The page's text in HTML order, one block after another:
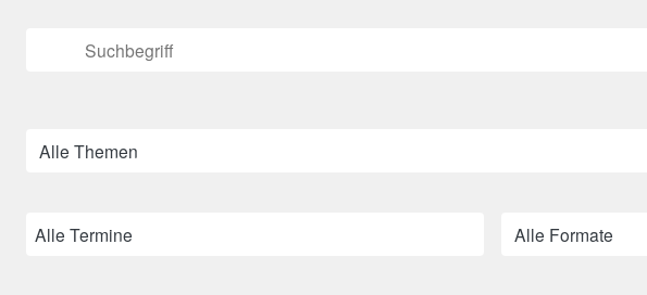
Alle Themen
Alle Termine Alle Formate